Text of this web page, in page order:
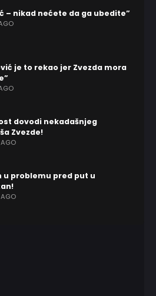
– nikad nećete da ga ubedite”
je to rekao jer Zvezda mora
dovodi nekadašnjeg
Zvezde!
u problemu pred put u